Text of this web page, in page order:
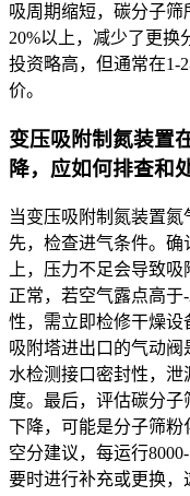
吸周期缩短，碳分子
20%以上，减少了更换
投资略高，但通常在1-
价。
变压吸附制氮装置
降，应如何排查和
当变压吸附制氮装置
先，检查进气条件。确
上，压力不足会导致
正常，若空气露点高
性，需立即检修干燥
吸附塔进出口的气动
水检测接口密封性，
度。最后，评估碳分
下降，可能是分子筛
空分建议，每运行
要时进行补充或更换，